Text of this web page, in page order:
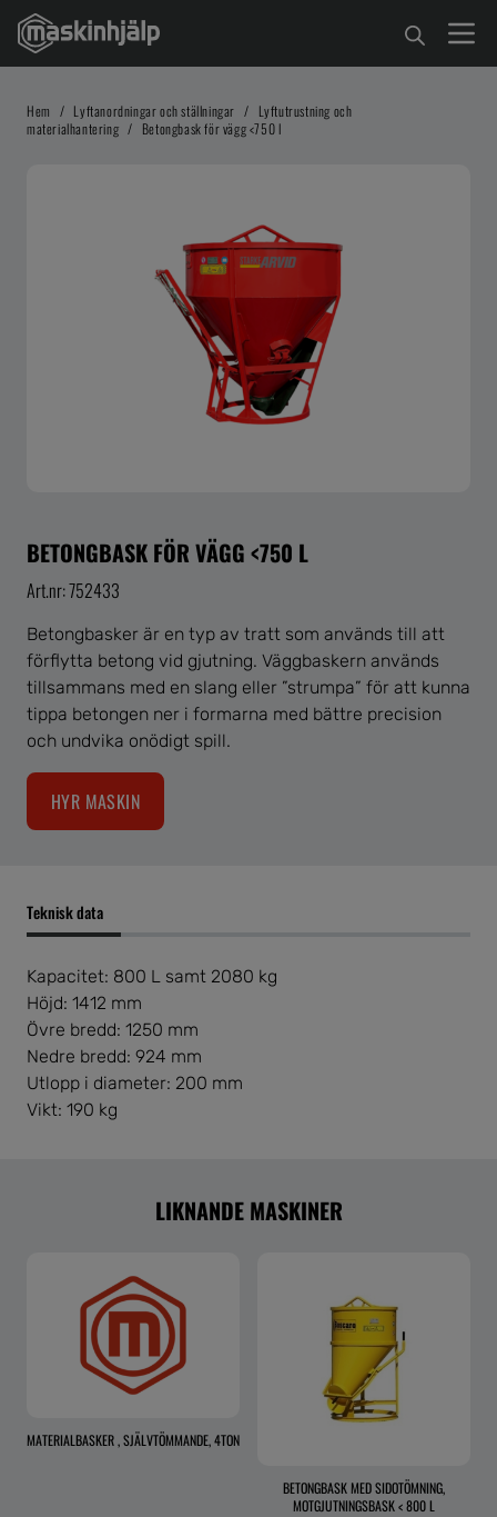
Hem / Lyftanordningar och ställningar / Lyftutrustning och
materialhantering / Betongbask för vägg <750 l
BETONGBASK FÖR VÄGG <750 L
Art.nr: 752433
Betongbasker är en typ av tratt som används till att
förflytta betong vid gjutning. Väggbaskern används
tillsammans med en slang eller ”strumpa” för att kunna
tippa betongen ner i formarna med bättre precision
och undvika onödigt spill.
HYR MASKIN
Teknisk data
Kapacitet: 800 L samt 2080 kg
Höjd: 1412 mm
Övre bredd: 1250 mm
Nedre bredd: 924 mm
Utlopp i diameter: 200 mm
Vikt: 190 kg
LIKNANDE MASKINER
MATERIALBASKER , SJÄLVTÖMMANDE, 4TON
BETONGBASK MED SIDOTÖMNING,
MOTGJUTNINGSBASK < 800 L